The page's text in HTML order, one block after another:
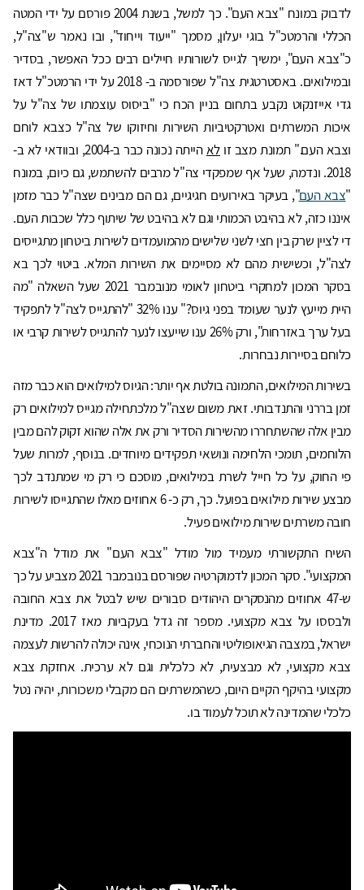
לדבוק במונח "צבא העם". כך למשל, בשנת 2004 פורסם על ידי המטה
הכללי והרמטכ"ל בוגי יעלון, מסמך "ייעוד וייחוד", ובו נאמר ש"צה"ל,
כ"צבא העם", ימשיך לגייס לשורותיו חיילים רבים ככל האפשר, בסדיר
ובמילואים. באסטרטגית צה"ל שפורסמה ב- 2018 על ידי הרמטכ"ל דאז
גדי אייזנקוט נקבע בתחום בניין הכח כי "ביסוס עוצמתו של צה"ל על
איכות המשרתים ואטרקטיביות השירות וחיזוקו של צה"ל כצבא לוחם
וצבא העם." תמונת מצב זו לא
הייתה נכונה כבר ב-2004, ובוודאי לא ב-
2018. ונדמה, שעל אף שמפקדי צה"ל מרבים להשתמש, גם כיום, במונח
"צבא העם", בעיקר באירועים חגיגיים, גם הם מבינים שצה"ל כבר מזמן
איננו כזה, לא בהיבט הכמותי וגם לא בהיבט של שיתוף כלל שכבות העם.
די לציין שרק בין חצי לשני שלישים מהמועמדים לשירות ביטחון מתגייסים
לצה"ל, וכשישית מהם לא מסיימים את השירות המלא. ביטוי לכך בא
בסקר המכון למחקרי ביטחון לאומי מנובמבר 2021 שעל השאלה "מה
היית מייעץ לנער שעומד בפני גיוס?" ענו 32% "להתגייס לצה"ל לתפקיד
בעל ערך באזרחות", ורק 26% ענו שייעצו לנער להתגייס לשירות קרבי או
כלוחם בסיירות נבחרות.
בשירות המילואים, התמונה בולטת אף יותר: הגיוס למילואים הוא כבר מזה
זמן בררני והתנדבותי. זאת משום שצה"ל מלכתחילה מגייס למילואים רק
מבין אלה שהשתחררו מהשירות הסדיר ורק את אלה שהוא זקוק להם מבין
הלוחמים, תומכי הלחימה ונושאי תפקידים מיוחדים. בנוסף, למרות שעל
פי החוק, על כל חייל לשרת במילואים, מוסכם כי רק מי שמתנדב לכך
מבצע שירות מילואים בפועל. כך, רק כ- 6 אחוזים מאלו שהתגייסו לשירות
חובה משרתים שירות מילואים פעיל.
השיח התקשורתי מעמיד מול מודל "צבא העם" את מודל ה"צבא
המקצועי". סקר המכון לדמוקרטיה שפורסם בנובמבר 2021 מצביע על כך
ש-47 אחוזים מהנסקרים היהודים סבורים שיש לבטל את צבא החובה
ולבססו על צבא מקצועי. מספר זה גדל בעקביות מאז 2017. מדינת
ישראל, במצבה הגיאופוליטי והחברתי הנוכחי, אינה יכולה להרשות לעצמה
צבא מקצועי, לא מבצעית, לא כלכלית וגם לא ערכית. אחזקת צבא
מקצועי בהיקף הקיים היום, כשהמשרתים הם מקבלי משכורות, יהיה נטל
כלכלי שהמדינה לא תוכל לעמוד בו.